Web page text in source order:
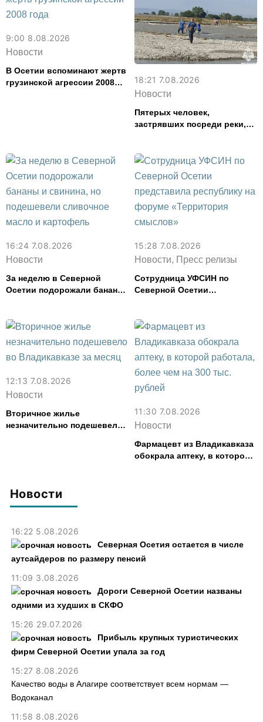
Новости
16:22 5.08.2026
Северная Осетия остается в числе
аутсайдеров по размеру пенсий
11:09 3.08.2026
Дороги Северной Осетии названы
одними из худших в СКФО
15:26 29.07.2026
Прибыль крупных туристических
фирм Северной Осетии упала за год
15:27 8.08.2026
Качество воды в Алагире соответствует всем нормам —
Водоканал
11:58 8.08.2026
9:00 8.08.2026
Новости
В Осетии вспоминают жертв
грузинской агрессии 2008
18:21 7.08.2026
Новости
Пятерых человек,
застрявших посреди реки,
16:24 7.08.2026
Новости
За неделю в Северной
Осетии подорожали бананы
картофель
15:28 7.08.2026
Новости, Пресс релизы
Сотрудница УФСИН по
Северной Осетии
смыслов»
12:13 7.08.2026
Новости
Вторичное жилье
незначительно подешевело
11:30 7.08.2026
Новости
Фармацевт из Владикавказа
обокрала аптеку, в которой